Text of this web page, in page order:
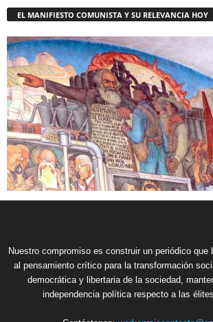
EL MANIFIESTO COMUNISTA Y SU RELEVANCIA HOY
Nuestro compromiso es construir un periódico que
al pensamiento crítico para la transformación
democrática y libertaria de la sociedad,
independencia política respecto a las